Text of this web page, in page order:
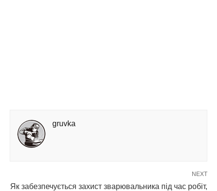
gruvka
NEXT
Як забезпечується захист зварювальника під час робіт,